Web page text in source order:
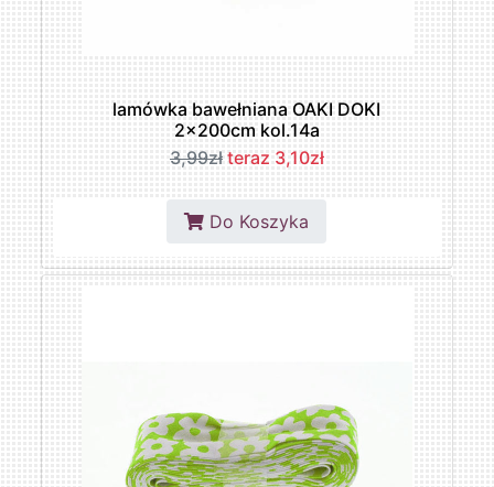
lamówka bawełniana OAKI DOKI
2x200cm kol.14a
3,99zł teraz 3,10zł
Do Koszyka